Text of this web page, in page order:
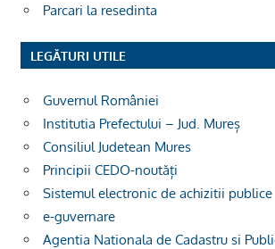
Parcari la resedinta
LEGĂTURI UTILE
Guvernul României
Institutia Prefectului – Jud. Mureș
Consiliul Judetean Mures
Principii CEDO-noutăți
Sistemul electronic de achizitii publice
e-guvernare
Agentia Nationala de Cadastru si